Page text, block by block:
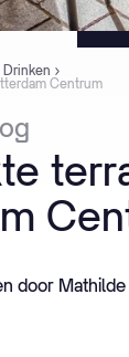
Drinken
Centrum
door Mathilde